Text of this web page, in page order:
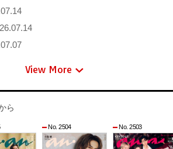
View More
ら
No. 2504 No. 2503